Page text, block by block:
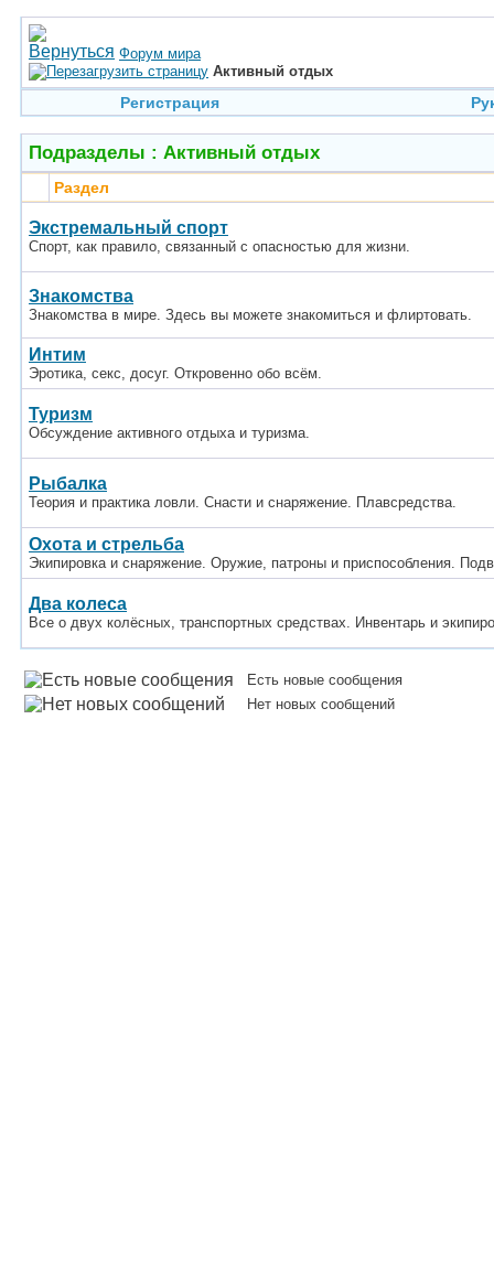
Форум мира
Активный отдых
Регистрация
Подразделы : Активный отдых
Раздел
Экстремальный спорт
Спорт, как правило, связанный с опасностью для жизни.
Знакомства
Знакомства в мире. Здесь вы можете знакомиться и флиртовать.
Интим
Эротика, секс, досуг. Откровенно обо всём.
Туризм
Обсуждение активного отдыха и туризма.
Рыбалка
Теория и практика ловли. Снасти и снаряжение. Плавсредства.
Охота и стрельба
Экипировка и снаряжение. Оружие, патроны и приспособления.
Два колеса
Все о двух колёсных, транспортных средствах. Инвентарь и
Есть новые сообщения
Нет новых сообщений